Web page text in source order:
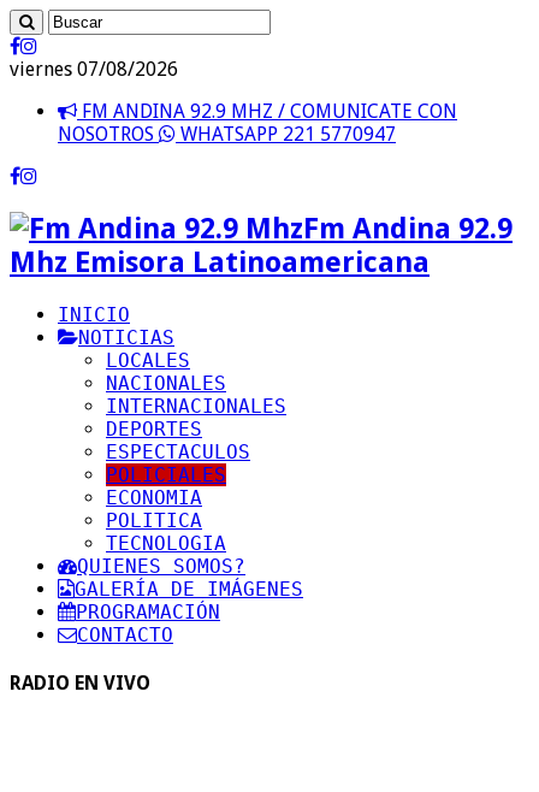
viernes 07/08/2026
FM ANDINA 92.9 MHZ / COMUNICATE CON
NOSOTROS
WHATSAPP 221 5770947
Fm Andina 92.9
Mhz Emisora Latinoamericana
INICIO
NOTICIAS
LOCALES
NACIONALES
INTERNACIONALES
DEPORTES
ESPECTACULOS
POLICIALES
ECONOMIA
POLITICA
TECNOLOGIA
QUIENES SOMOS?
GALERÍA DE IMÁGENES
PROGRAMACIÓN
CONTACTO
RADIO EN VIVO